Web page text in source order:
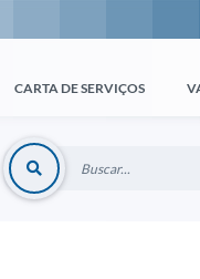
CARTA DE SERVIÇOS